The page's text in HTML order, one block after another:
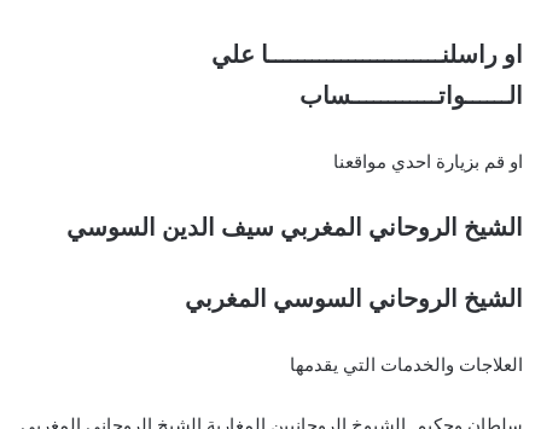
او راسلنــــــــــــــــــــــــا علي
الــــــواتــــــــــــساب
او قم بزيارة احدي مواقعنا
الشيخ الروحاني المغربي سيف الدين السوسي
الشيخ الروحاني السوسي المغربي
العلاجات والخدمات التي يقدمها